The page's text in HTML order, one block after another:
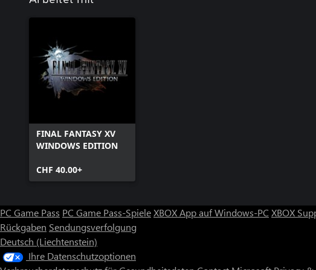
FINAL FANTASY XV
WINDOWS EDITION
CHF 40.00+
PC Game Pass PC Game Pass-SpieleXBOX App auf Windows-PC XBOX
Rückgaben Sendungsverfolgung
Deutsch (Liechtenstein)
Ihre Datenschutzoptionen